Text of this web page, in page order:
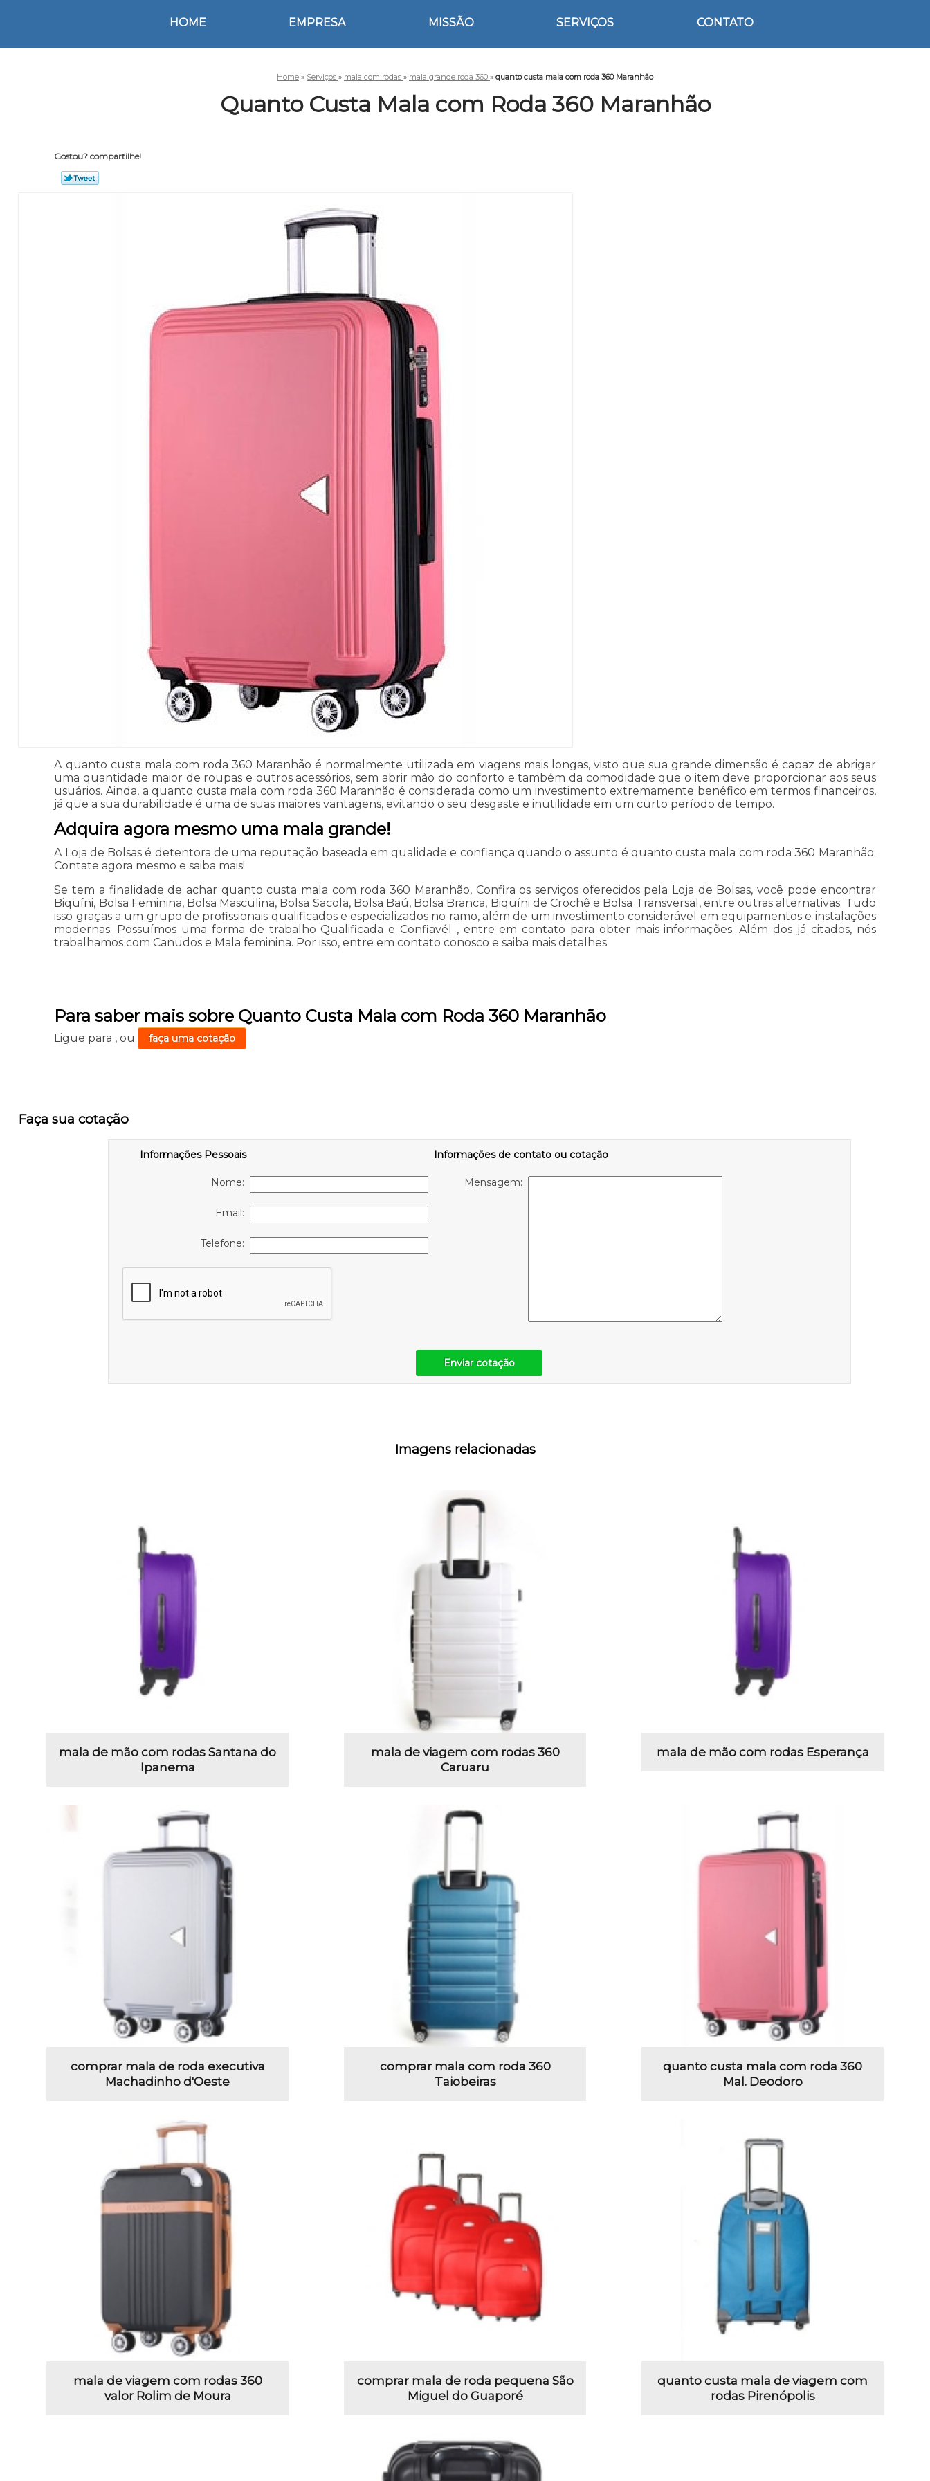
HOME EMPRESA MISSÃO SERVIÇOS CONTATO
Home » Serviços » mala com rodas » mala grande roda 360 » quanto custa mala com roda 360 Maranhão
Quanto Custa Mala com Roda 360 Maranhão
Gostou? compartilhe!
A quanto custa mala com roda 360 Maranhão é normalmente utilizada em viagens mais longas, visto que sua grande dimensão é capaz de abrigar
uma quantidade maior de roupas e outros acessórios, sem abrir mão do conforto e também da comodidade que o item deve proporcionar aos seus
usuários. Ainda, a quanto custa mala com roda 360 Maranhão é considerada como um investimento extremamente benéfico em termos financeiros,
já que a sua durabilidade é uma de suas maiores vantagens, evitando o seu desgaste e inutilidade em um curto período de tempo.
Adquira agora mesmo uma mala grande!
A Loja de Bolsas é detentora de uma reputação baseada em qualidade e confiança quando o assunto é quanto custa mala com roda 360 Maranhão.
Contate agora mesmo e saiba mais!
Se tem a finalidade de achar quanto custa mala com roda 360 Maranhão, Confira os serviços oferecidos pela Loja de Bolsas, você pode encontrar
Biquíni, Bolsa Feminina, Bolsa Masculina, Bolsa Sacola, Bolsa Baú, Bolsa Branca, Biquíni de Crochê e Bolsa Transversal, entre outras alternativas. Tudo
isso graças a um grupo de profissionais qualificados e especializados no ramo, além de um investimento considerável em equipamentos e instalações
modernas. Possuímos uma forma de trabalho Qualificada e Confiavél , entre em contato para obter mais informações. Além dos já citados, nós
trabalhamos com Canudos e Mala feminina. Por isso, entre em contato conosco e saiba mais detalhes.
Para saber mais sobre Quanto Custa Mala com Roda 360 Maranhão
Ligue para ,ou faça uma cotação
Faça sua cotação
Informações Pessoais
Nome:
Email:
Telefone:
Informações de contato ou cotação
Mensagem:
Enviar cotação
Imagens relacionadas
mala de mão com rodas Santana do
Ipanema
mala de viagem com rodas 360
Caruaru
mala de mão com rodas Esperança
comprar mala de roda executiva
Machadinho d'Oeste
comprar mala com roda 360
Taiobeiras
quanto custa mala com roda 360
Mal. Deodoro
mala de viagem com rodas 360
valor Rolim de Moura
comprar mala de roda pequena São
Miguel do Guaporé
quanto custa mala de viagem com
rodas Pirenópolis